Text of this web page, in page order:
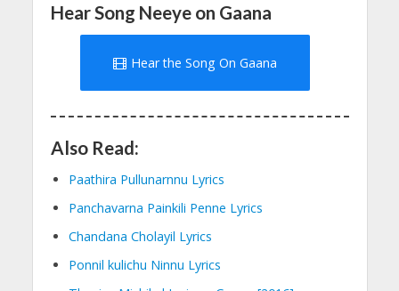
Hear Song Neeye on Gaana
Hear the Song On Gaana
Also Read:
Paathira Pullunarnnu Lyrics
Panchavarna Painkili Penne Lyrics
Chandana Cholayil Lyrics
Ponnil kulichu Ninnu Lyrics